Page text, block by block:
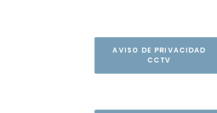
AVISO DE PRIVACIDAD
CCTV